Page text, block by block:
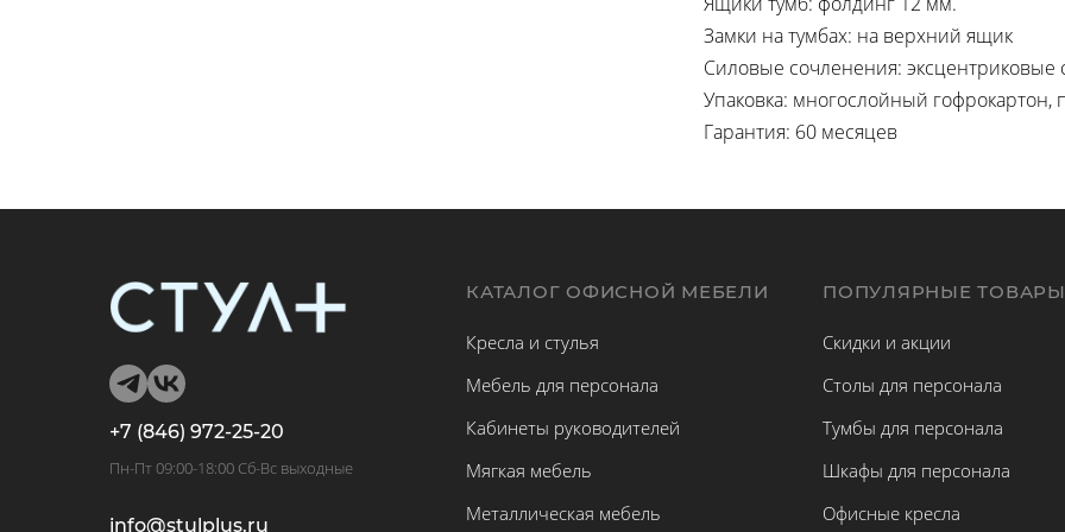
Замки на тумбах: на верхний ящик
Силовые сочленения: эксцентриковые
Упаковка: многослойный гофрокартон,
Гарантия: 60 месяцев
+7 (846) 972-25-20
Пн-Пт 09:00-18:00 Сб-Вс выходные
info@stulplus.ru
КАТАЛОГ ОФИСНОЙ МЕБЕЛИ
Кресла и стулья
Мебель для персонала
Кабинеты руководителей
Мягкая мебель
Металлическая мебель
ПОПУЛЯРНЫЕ ТОВАРЫ
Скидки и акции
Столы для персонала
Тумбы для персонала
Шкафы для персонала
Офисные кресла